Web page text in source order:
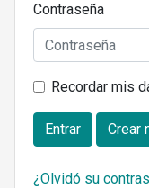
Contraseña
Recordar mis
Entrar Crear
¿Olvidó su